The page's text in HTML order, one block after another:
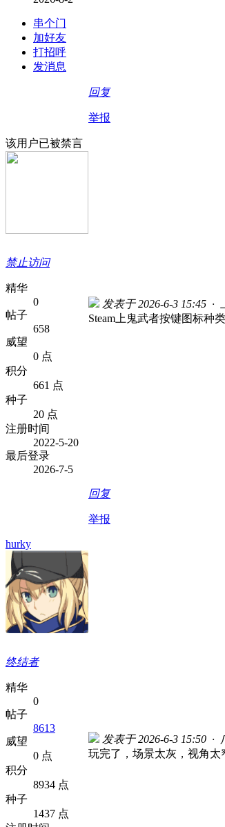
串个门
加好友
打招呼
发消息
回复
举报
该用户已被禁言
禁止访问
精华
0
帖子
658
威望
0 点
积分
661 点
种子
20 点
注册时间
2022-5-20
最后登录
2026-7-5
发表于 2026-6-3 15:45 ·
Steam上鬼武者按键图标种
回复
举报
hurky
终结者
精华
0
帖子
8613
威望
0 点
积分
8934 点
种子
1437 点
发表于 2026-6-3 15:50 ·
玩完了，场景太灰，视角太